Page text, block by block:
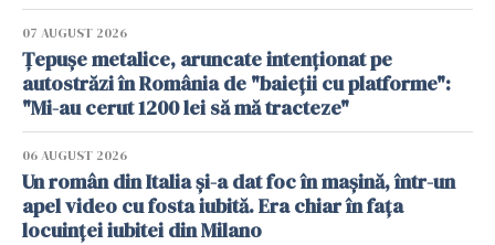
07 AUGUST 2026
Țepușe metalice, aruncate intenționat pe
autostrăzi în România de "baieții cu platforme":
"Mi-au cerut 1200 lei să mă tracteze"
06 AUGUST 2026
Un român din Italia și-a dat foc în mașină, într-un
apel video cu fosta iubită. Era chiar în fața
locuinței iubitei din Milano